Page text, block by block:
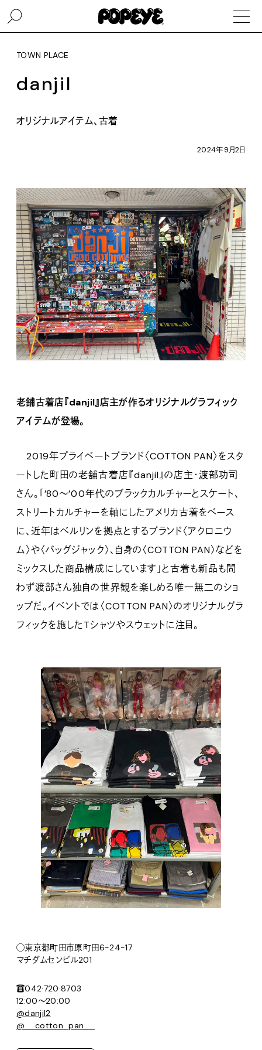
TOWN PLACE
danjil
オリジナルアイテム、古着
2024年9月2日
老舗古着店『danjil』店主が作るオリジナルグラフィック
アイテムが登場。
2019年プライベートブランド〈COTTON PAN〉をスタ
ートした町田の老舗古着店『danjil』の店主・渡部功司
さん。「’80〜’00年代のブラックカルチャーとスケート、
ストリートカルチャーを軸にしたアメリカ古着をベース
に、近年はベルリンを拠点とするブランド〈アクロニウ
ム〉や〈バッグジャック〉、自身の〈COTTON PAN〉などを
ミックスした商品構成にしています」と古着も新品も問
わず渡部さん独自の世界観を楽しめる唯一無二のショ
ップだ。イベントでは〈COTTON PAN〉のオリジナルグラ
フィックを施したTシャツやスウェットに注目。
◯東京都町田市原町田6-24-17
マチダムセンビル201
☎️042·720·8703
12:00〜20:00
@danjil2
@__cotton_pan__